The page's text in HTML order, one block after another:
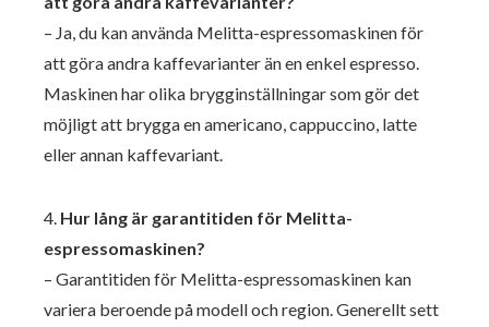
– Ja, du kan använda Melitta-espressomaskinen för
att göra andra kaffevarianter än en enkel espresso.
Maskinen har olika brygginställningar som gör det
möjligt att brygga en americano, cappuccino, latte
eller annan kaffevariant.
4. Hur lång är garantitiden för Melitta-
espressomaskinen?
– Garantitiden för Melitta-espressomaskinen kan
variera beroende på modell och region. Generellt sett